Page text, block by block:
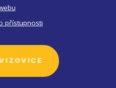
přístupnosti